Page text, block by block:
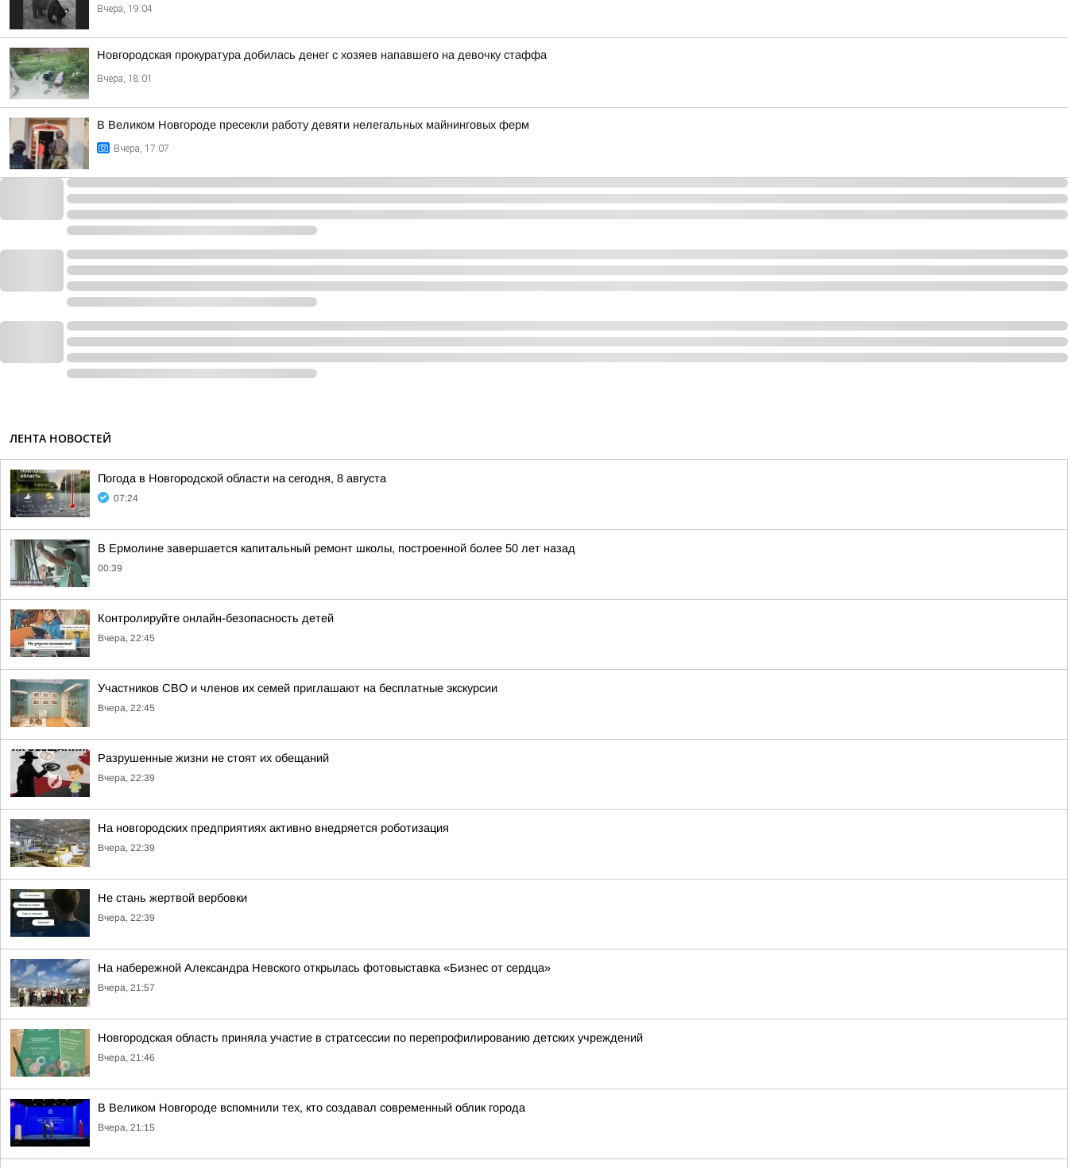
Вчера, 19:04
Новгородская прокуратура добилась денег с хозяев напавшего на девочку стаффа
Вчера, 18:01
В Великом Новгороде пресекли работу девяти нелегальных майнинговых ферм
Вчера, 17:07
ЛЕНТА НОВОСТЕЙ
Погода в Новгородской области на сегодня, 8 августа
07:24
В Ермолине завершается капитальный ремонт школы, построенной более 50 лет назад
00:39
Контролируйте онлайн-безопасность детей
Вчера, 22:45
Участников СВО и членов их семей приглашают на бесплатные экскурсии
Вчера, 22:45
Разрушенные жизни не стоят их обещаний
Вчера, 22:39
На новгородских предприятиях активно внедряется роботизация
Вчера, 22:39
Не стань жертвой вербовки
Вчера, 22:39
На набережной Александра Невского открылась фотовыставка «Бизнес от сердца»
Вчера, 21:57
Новгородская область приняла участие в стратсессии по перепрофилированию детских учреждений
Вчера, 21:46
В Великом Новгороде вспомнили тех, кто создавал современный облик города
Вчера, 21:15